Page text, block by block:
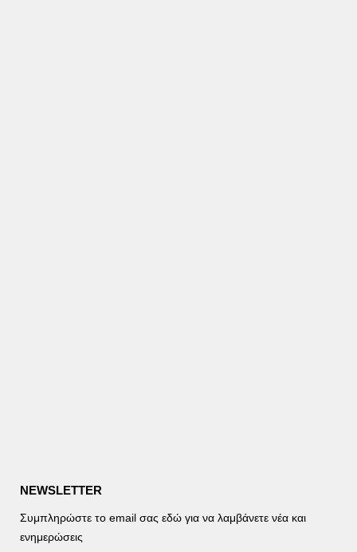
NEWSLETTER
Συμπληρώστε το email σας εδώ για να λαμβάνετε νέα και
ενημερώσεις